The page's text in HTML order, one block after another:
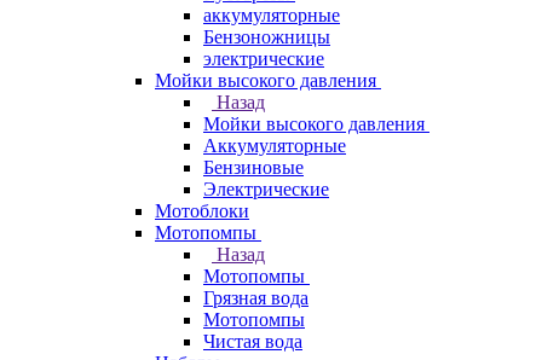
аккумуляторные
Бензоножницы
электрические
Мойки высокого давления
Назад
Мойки высокого давления
Аккумуляторные
Бензиновые
Электрические
Мотоблоки
Мотопомпы
Назад
Мотопомпы
Грязная вода
Мотопомпы
Чистая вода